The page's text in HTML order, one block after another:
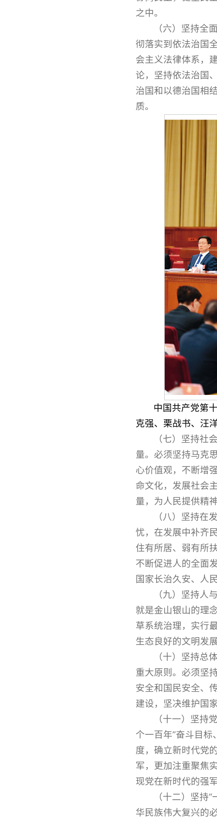
之中。
（六）坚持全
彻落实到依法治国
会主义法律体系，
论，坚持依法治国
治国和以德治国相
质。
中国共产党第
克强、栗战书、汪
（七）坚持社
量。必须坚持马克
心价值观，不断增
命文化，发展社会
量，为人民提供精
（八）坚持在
忧，在发展中补齐
住有所居、弱有所
不断促进人的全面
国家长治久安、人
（九）坚持人
就是金山银山的理
草系统治理，实行
生态良好的文明发
（十）坚持总
重大原则。必须坚
安全和国民安全、
建设，坚决维护国
（十一）坚持
个一百年”奋斗目
度，确立新时代党
军，更加注重聚焦
现党在新时代的强
（十二）坚持
华民族伟大复兴的